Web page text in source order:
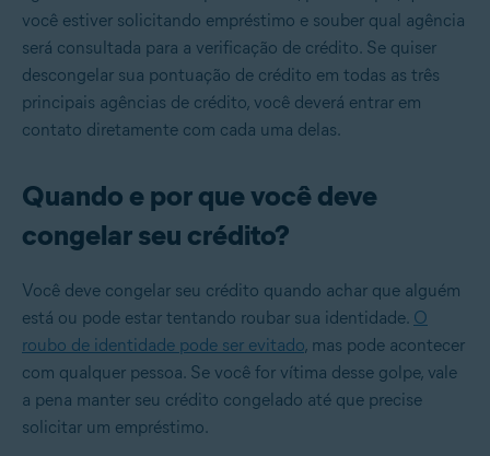
você estiver solicitando empréstimo e souber qual agência
será consultada para a verificação de crédito. Se quiser
descongelar sua pontuação de crédito em todas as três
principais agências de crédito, você deverá entrar em
contato diretamente com cada uma delas.
Quando e por que você deve
congelar seu crédito?
Você deve congelar seu crédito quando achar que alguém
está ou pode estar tentando roubar sua identidade. O
roubo de identidade pode ser evitado, mas pode acontecer
com qualquer pessoa. Se você for vítima desse golpe, vale
a pena manter seu crédito congelado até que precise
solicitar um empréstimo.